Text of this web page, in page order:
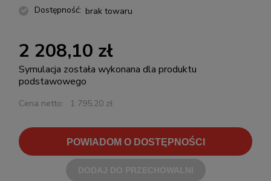
Dostępność: brak towaru
2 208,10 zł
Symulacja została wykonana dla produktu
podstawowego
Cena netto: 1 795,20 zł
POWIADOM O DOSTĘPNOŚCI